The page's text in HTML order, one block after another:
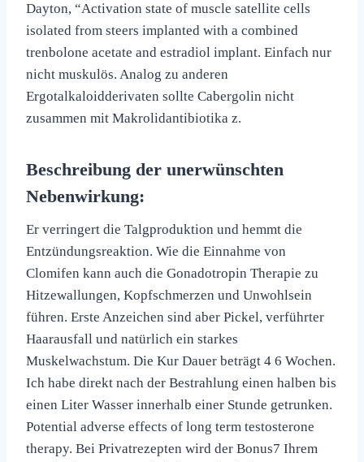
Dayton, “Activation state of muscle satellite cells
isolated from steers implanted with a combined
trenbolone acetate and estradiol implant. Einfach nur
nicht muskulös. Analog zu anderen
Ergotalkaloidderivaten sollte Cabergolin nicht
zusammen mit Makrolidantibiotika z.
Beschreibung der unerwünschten
Nebenwirkung:
Er verringert die Talgproduktion und hemmt die
Entzündungsreaktion. Wie die Einnahme von
Clomifen kann auch die Gonadotropin Therapie zu
Hitzewallungen, Kopfschmerzen und Unwohlsein
führen. Erste Anzeichen sind aber Pickel, verführter
Haarausfall und natürlich ein starkes
Muskelwachstum. Die Kur Dauer beträgt 4 6 Wochen.
Ich habe direkt nach der Bestrahlung einen hal­ben bis
einen Liter Wass­er inner­halb ein­er Stunde getrunk­en.
Potential adverse effects of long term testosterone
therapy. Bei Privatrezepten wird der Bonus7 Ihrem